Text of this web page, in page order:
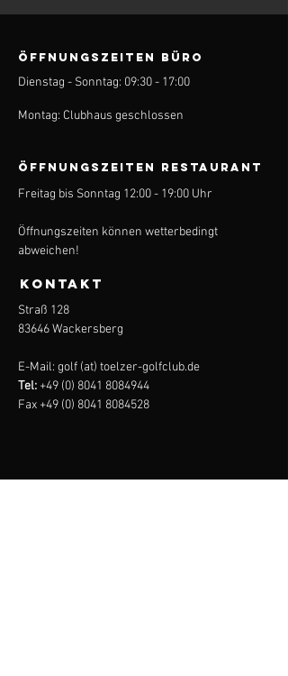
ÖFFNUNGSZEITEN BÜRO
Dienstag - Sonntag: 09:30 - 17:00
Montag: Clubhaus geschlossen
ÖFFNUNGSZEITEN Restaurant
Freitag bis Sonntag 12:00 - 19:00 Uhr
Öffnungszeiten können wetterbedingt
abweichen!
KONTAKT
Straß 128
83646 Wackersberg
E-Mail: golf (at) toelzer-golfclub.de
Tel: +49 (0) 8041 8084944
Fax +49 (0) 8041 8084528